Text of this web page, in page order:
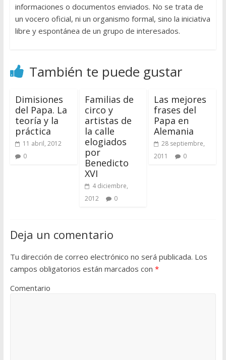
informaciones o documentos enviados. No se trata de
un vocero oficial, ni un organismo formal, sino la iniciativa
libre y espontánea de un grupo de interesados.
También te puede gustar
Dimisiones
del Papa. La
teoría y la
práctica
11 abril, 2012
0
Familias de
circo y
artistas de
la calle
elogiados
por
Benedicto
XVI
4 diciembre,
2012
0
Las mejores
frases del
Papa en
Alemania
28 septiembre,
2011
0
Deja un comentario
Tu dirección de correo electrónico no será publicada. Los
campos obligatorios están marcados con *
Comentario